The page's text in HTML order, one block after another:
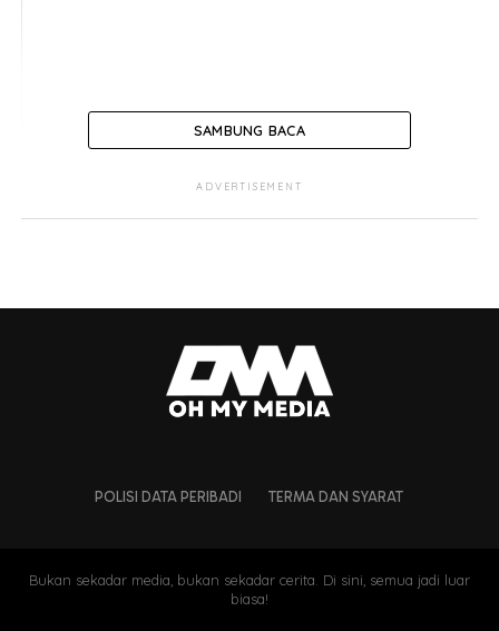
Perkongsian video itu sebenarnya didedikasikan oleh
Elfira kepada suami bersempena dengan sambutan Hari
SAMBUNG BACA
ADVERTISEMENT
POLISI DATA PERIBADI TERMA DAN SYARAT
Bukan sekadar media, bukan sekadar cerita. Di sini, semua jadi luar
biasa!